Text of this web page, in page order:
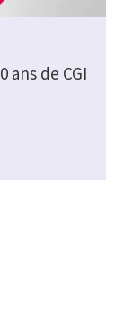
ans de CGI